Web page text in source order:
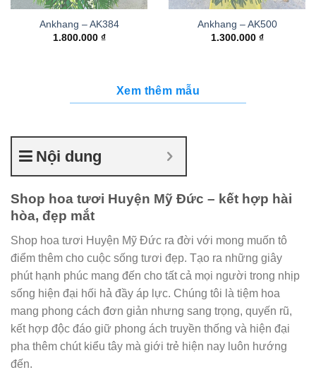
Ankhang – AK384
1.800.000 ₫
Ankhang – AK500
1.300.000 ₫
Xem thêm mẫu
Nội dung
Shop hoa tươi Huyện Mỹ Đức – kết hợp hài
hòa, đẹp mắt
Shop hoa tươi Huyện Mỹ Đức ra đời với mong muốn tô
điểm thêm cho cuộc sống tươi đẹp. Tạo ra những giây
phút hạnh phúc mang đến cho tất cả mọi người trong nhịp
sống hiện đại hối hả đầy áp lực. Chúng tôi là tiệm hoa
mang phong cách đơn giản nhưng sang trọng, quyến rũ,
kết hợp độc đáo giữ phong ách truyền thống và hiện đại
pha thêm chút kiểu tây mà giới trẻ hiện nay luôn hướng
đến.